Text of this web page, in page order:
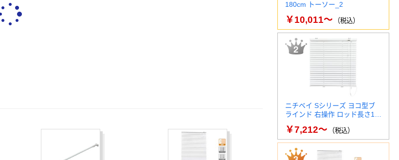
180cm トーソー_2
￥10,011～ （税込）
ニチベイ Sシリーズ ヨコ型ブ
ラインド 右操作 ロッド長さ1…
￥7,212～ （税込）